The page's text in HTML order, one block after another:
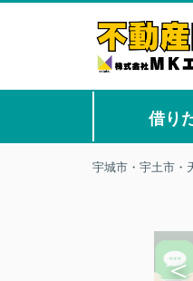
借り
宇城市・宇土市・